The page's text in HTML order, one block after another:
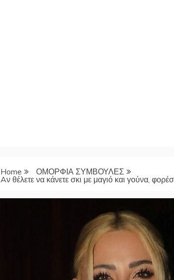
Home
ΟΜΟΡΦΙΑ ΣΥΜΒΟΥΛΕΣ
Aν θέλετε να κάνετε σκι με μαγιό και γούνα,